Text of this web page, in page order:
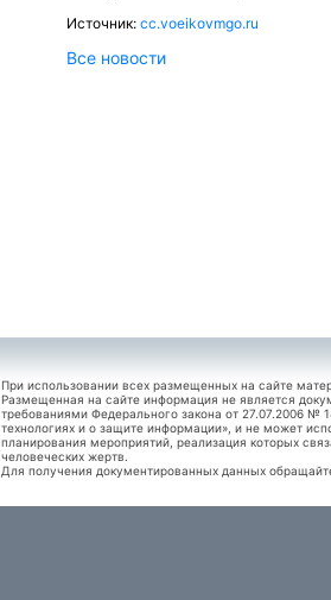
Источник: cc.voeikovmgo.ru
Все новости
При использовании всех размещенных на сайте
Размещенная на сайте информация не является
требованиями Федерального закона от 27.07.2006
технологиях и о защите информации», и не может
планирования мероприятий, реализация которых
человеческих жертв.
Для получения документированных данных